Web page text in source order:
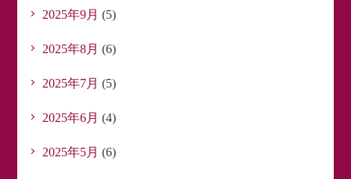
2025年9月 (5)
2025年8月 (6)
2025年7月 (5)
2025年6月 (4)
2025年5月 (6)